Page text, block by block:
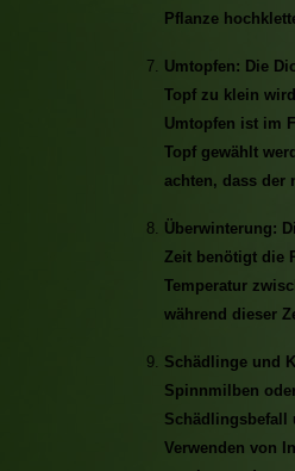
Pflanze
Umtopfen: Die
Topf zu klein
Umtopfen ist im
Topf gewählt
achten, dass der
Überwinterung:
Zeit benötigt die
Temperatur
während dieser
Schädlinge und
Spinnmilben
Schädlingsbefall
Verwenden von